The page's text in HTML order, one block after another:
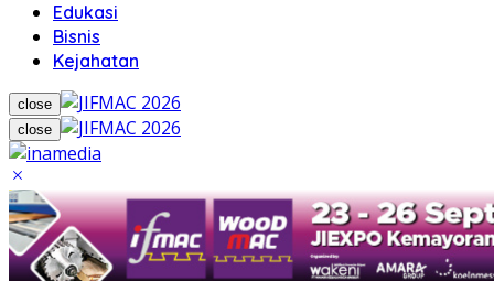
Edukasi
Bisnis
Kejahatan
close
close